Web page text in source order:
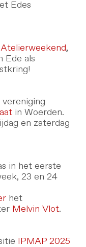
Edes
,
Ede als
vereniging
in Woerden.
en zaterdag
in het eerste
23 en 24
het
Melvin Vlot.
IPMAP 2025